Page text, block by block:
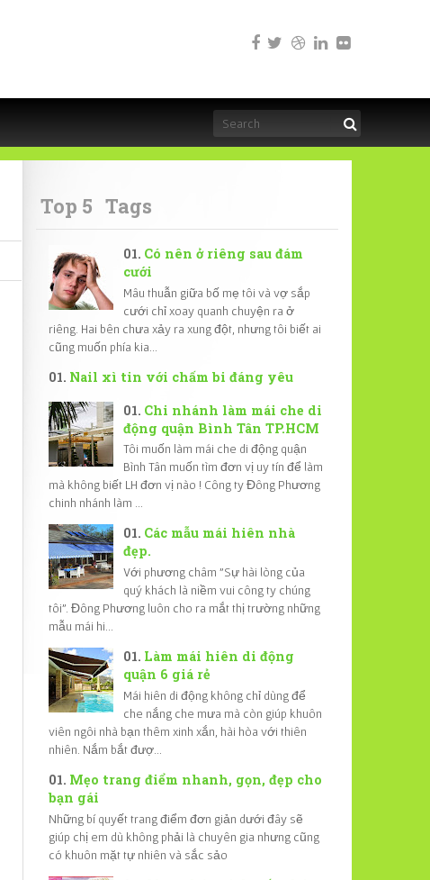
Top 5 Tags
Có nên ở riêng sau đám
cưới
Mâu thuẫn giữa bố mẹ tôi và vợ sắp
cưới chỉ xoay quanh chuyện ra ở
riêng. Hai bên chưa xảy ra xung đột, nhưng tôi biết ai
cũng muốn phía kia...
Nail xì tin với chấm bi đáng yêu
Chi nhánh làm mái che di
động quận Bình Tân TP.HCM
Tôi muốn làm mái che di động quận
Bình Tân muốn tìm đơn vị uy tín để làm
mà không biết LH đơn vị nào ! Công ty Đông Phương
chinh nhánh làm ...
Các mẫu mái hiên nhà
đẹp.
Với phương châm "Sự hài lòng của
quý khách là niềm vui công ty chúng
tôi". Đông Phương luôn cho ra mắt thị trường những
mẫu mái hi...
Làm mái hiên di động
quận 6 giá rẻ
Mái hiên di động không chỉ dùng để
che nắng che mưa mà còn giúp khuôn
viên ngôi nhà bạn thêm xinh xắn, hài hòa với thiên
nhiên. Nắm bắt đượ...
Mẹo trang điểm nhanh, gọn, đẹp cho
bạn gái
Những bí quyết trang điểm đơn giản dưới đây sẽ
giúp chị em dù không phải là chuyên gia nhưng cũng
có khuôn mặt tự nhiên và sắc sảo